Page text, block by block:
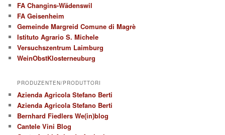
FA Changins-Wädenswil
FA Geisenheim
Gemeinde Margreid Comune di Magrè
Istituto Agrario S. Michele
Versuchszentrum Laimburg
WeinObstKlosterneuburg
PRODUZENTEN/PRODUTTORI
Azienda Agricola Stefano Berti
Azienda Agricola Stefano Berti
Bernhard Fiedlers We(in)blog
Cantele Vini Blog